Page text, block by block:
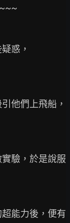
惑，
他們上飛船，
驗，於是說服
能力後，便有